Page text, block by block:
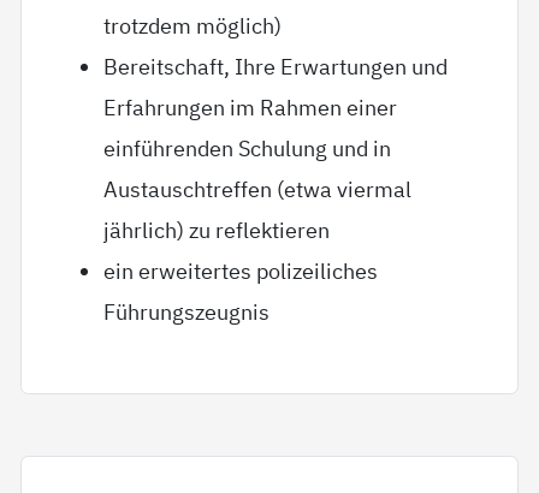
trotzdem möglich)
Bereitschaft, Ihre Erwartungen und
Erfahrungen im Rahmen einer
einführenden Schulung und in
Austauschtreffen (etwa viermal
jährlich) zu reflektieren
ein erweitertes polizeiliches
Führungszeugnis